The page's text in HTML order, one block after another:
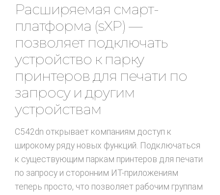
Расширяемая смарт-
платформа (sXP) —
позволяет подключать
устройство к парку
принтеров для печати по
запросу и другим
устройствам
C542dn открывает компаниям доступ к
широкому ряду новых функций. Подключаться
к существующим паркам принтеров для печати
по запросу и сторонним ИТ-приложениям
теперь просто, что позволяет рабочим группам